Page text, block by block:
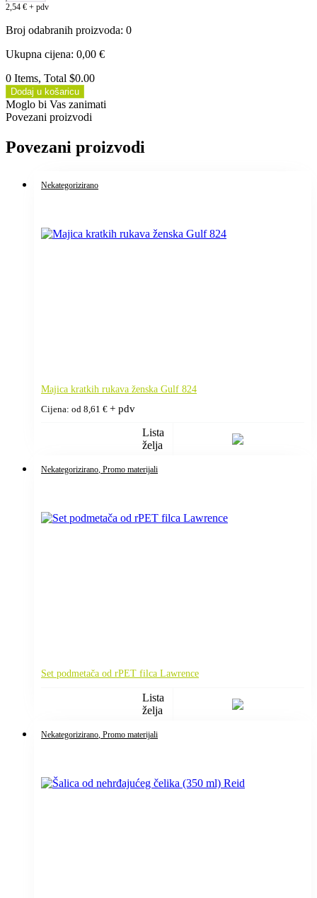
2,54 € + pdv
Broj odabranih proizvoda: 0
Ukupna cijena: 0,00 €
0 Items, Total $0.00
Dodaj u košaricu
Moglo bi Vas zanimati
Povezani proizvodi
Povezani proizvodi
Nekategorizirano
Majica kratkih rukava ženska Gulf 824
Cijena: od 8,61 € + pdv
Lista
želja
Nekategorizirano , Promo materijali
Set podmetača od rPET filca Lawrence
Lista
želja
Nekategorizirano , Promo materijali